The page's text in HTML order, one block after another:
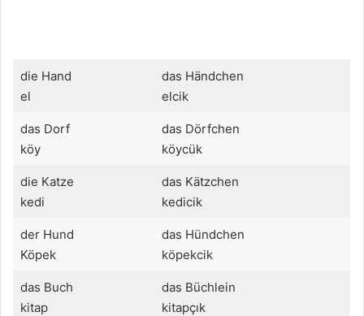
die Hand
el
das Händchen
elcik
das Dorf
köy
das Dörfchen
köycük
die Katze
kedi
das Kätzchen
kedicik
der Hund
Köpek
das Hündchen
köpekcik
das Buch
kitap
das Büchlein
kitapçık